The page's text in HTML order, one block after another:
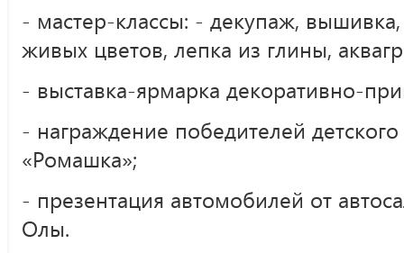
- мастер-классы: - декупаж,
живых цветов, лепка из глины,
- выставка-ярмарка декоративно-
- награждение победителей
«Ромашка»;
- презентация автомобилей от
Олы.